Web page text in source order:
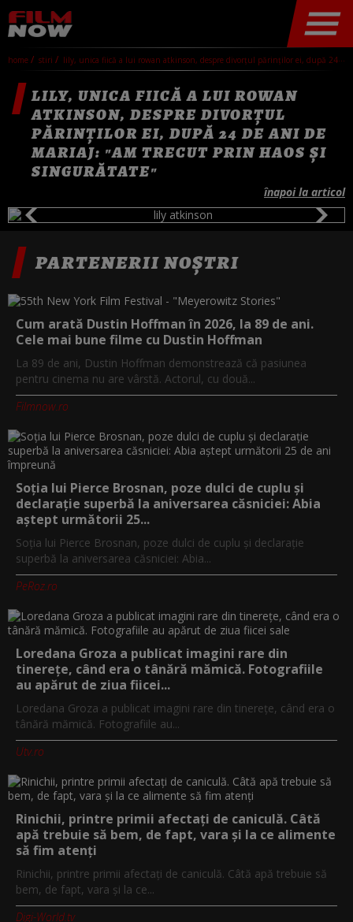
home stiri lily, unica fiică a lui rowan atkinson, despre divorțul părinților ei, după 24 de ani de mariaj: "am trecut prin haos și singurătate"
LILY, UNICA FIICĂ A LUI ROWAN
ATKINSON, DESPRE DIVORȚUL
PĂRINȚILOR EI, DUPĂ 24 DE ANI DE
MARIAJ: "AM TRECUT PRIN HAOS ȘI
SINGURĂTATE"
înapoi la articol
PARTENERII NOȘTRI
Cum arată Dustin Hoffman în 2026, la 89 de ani.
Cele mai bune filme cu Dustin Hoffman
La 89 de ani, Dustin Hoffman demonstrează că pasiunea
pentru cinema nu are vârstă. Actorul, cu două...
Filmnow.ro
Soția lui Pierce Brosnan, poze dulci de cuplu și
declarație superbă la aniversarea căsniciei: Abia
aștept următorii 25...
Soția lui Pierce Brosnan, poze dulci de cuplu și declarație
superbă la aniversarea căsniciei: Abia...
PeRoz.ro
Loredana Groza a publicat imagini rare din
tinerețe, când era o tânără mămică. Fotografiile
au apărut de ziua fiicei...
Loredana Groza a publicat imagini rare din tinerețe, când era o
tânără mămică. Fotografiile au...
Utv.ro
Rinichii, printre primii afectați de caniculă. Câtă
apă trebuie să bem, de fapt, vara și la ce alimente
să fim atenți
Rinichii, printre primii afectați de caniculă. Câtă apă trebuie să
bem, de fapt, vara și la ce...
Digi-World.tv